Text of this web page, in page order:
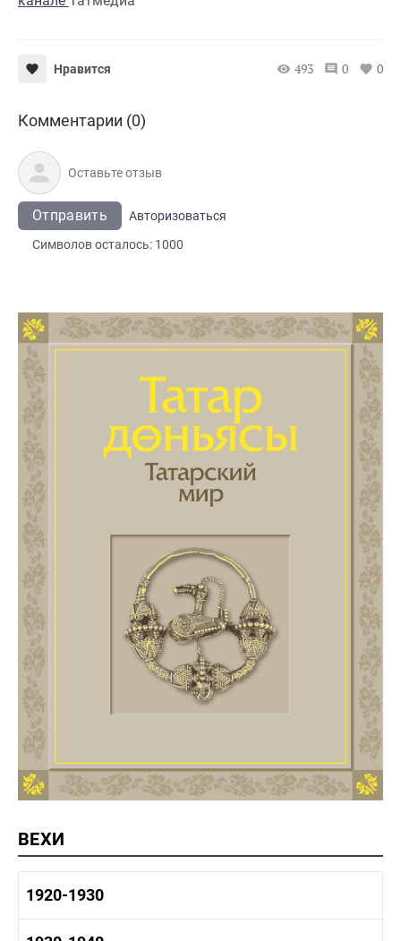
Нравится 493 0 0
Комментарии (0)
Отправить
Авторизоваться
Символов осталось: 1000
ВЕХИ
1920-1930